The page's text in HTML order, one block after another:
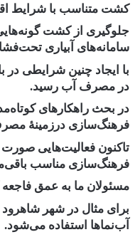
کشت متناسب با شرایط
جلوگیری از کشت
سامانه‌های آبیاری
با ایجاد چنین شرایطی در
در مصرف آب رسید.
در بحث راهکارهای
فرهنگ‌سازی درزمینهٔ
تاکنون فعالیت‌هایی صورت
فرهنگ‌سازی مناسب
مسئولان ما به عمق فاجعه
برای مثال در شهر شاهرود
آب‌نماها استفاده می‌شود.